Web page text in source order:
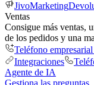
JivoMarketing
Ventas
Consigue más ventas,
de los pedidos y una
Teléfono
Integraciones
Agente de IA
Gestiona las preguntas